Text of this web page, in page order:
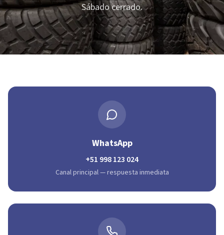
Sábado cerrado.
WhatsApp
+51 998 123 024
Canal principal — respuesta inmediata